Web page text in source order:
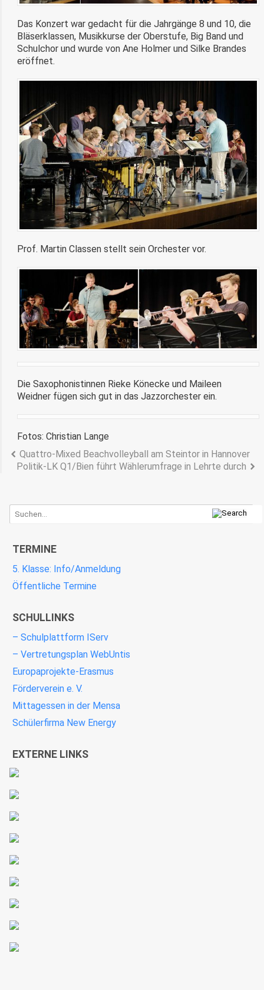
Das Konzert war gedacht für die Jahrgänge 8 und 10, die
Bläserklassen, Musikkurse der Oberstufe, Big Band und
Schulchor und wurde von Ane Holmer und Silke Brandes
eröffnet.
Prof. Martin Classen stellt sein Orchester vor.
Die Saxophonistinnen Rieke Könecke und Maileen
Weidner fügen sich gut in das Jazzorchester ein.
Fotos: Christian Lange
Quattro-Mixed Beachvolleyball am Steintor in Hannover
Politik-LK Q1/Bien führt Wählerumfrage in Lehrte durch
TERMINE
5. Klasse: Info/Anmeldung
Öffentliche Termine
SCHULLINKS
– Schulplattform IServ
– Vertretungsplan WebUntis
Europaprojekte-Erasmus
Förderverein e. V.
Mittagessen in der Mensa
Schülerfirma New Energy
EXTERNE LINKS